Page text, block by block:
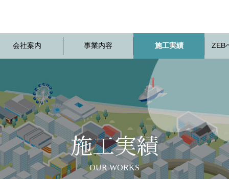
会社案内 事業内容 施工実績 ZEB
施工実績
OUR WORKS